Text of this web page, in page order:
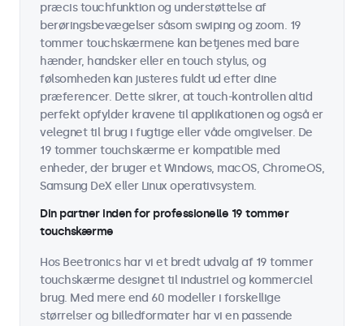
præcis touchfunktion og understøttelse af
berøringsbevægelser såsom swiping og zoom. 19
tommer touchskærmene kan betjenes med bare
hænder, handsker eller en touch stylus, og
følsomheden kan justeres fuldt ud efter dine
præferencer. Dette sikrer, at touch-kontrollen altid
perfekt opfylder kravene til applikationen og også er
velegnet til brug i fugtige eller våde omgivelser. De
19 tommer touchskærme er kompatible med
enheder, der bruger et Windows, macOS, ChromeOS,
Samsung DeX eller Linux operativsystem.
Din partner inden for professionelle 19 tommer
touchskærme
Hos Beetronics har vi et bredt udvalg af 19 tommer
touchskærme designet til industriel og kommerciel
brug. Med mere end 60 modeller i forskellige
størrelser og billedformater har vi en passende